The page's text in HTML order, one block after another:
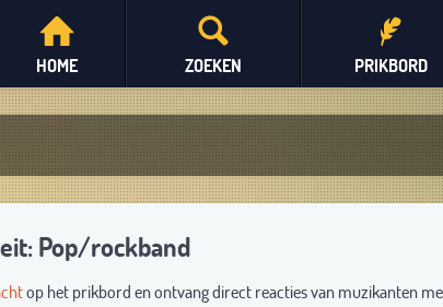
PRIKBORD
ZOEKEN
HOME
Pop/rockband
op het prikbord en ontvang direct reacties van muzikanten